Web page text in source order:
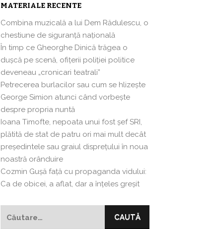
MATERIALE RECENTE
Combina muzicală a lui Dem Rădulescu, o
chestiune de siguranță națională
În timp ce Gheorghe Dinică trăgea o
dușcă pe scenă, ofițerii poliției politice
deveneau „cronicari teatrali”
Petrecerea burlacilor sau cum se hlizeşte
George Simion atunci când vorbeşte
despre propria nuntă
Ioana Timofte, nepoata unui fost şef SRI,
plătită de stat de patru ori mai mult decât
preşedintele sau graiul disprețului în noua
noastră orânduire
Cozmin Guşă faţă cu propaganda vidului:
Ca de obicei, a aflat, dar a înțeles greșit